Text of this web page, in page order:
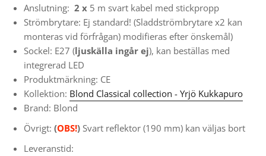
Anslutning: 2 x 5 m svart kabel med stickpropp
Strömbrytare: Ej standard! (Sladdströmbrytare x2 kan
monteras vid förfrågan) modifieras efter önskemål)
Sockel: E27 (ljuskälla ingår ej), kan beställas med
integrerad LED
Produktmärkning: CE
Kollektion: Blond Classical collection - Yrjö Kukkapuro
Brand: Blond
Övrigt: (OBS!) Svart reflektor (190 mm) kan väljas bort
Leveranstid: